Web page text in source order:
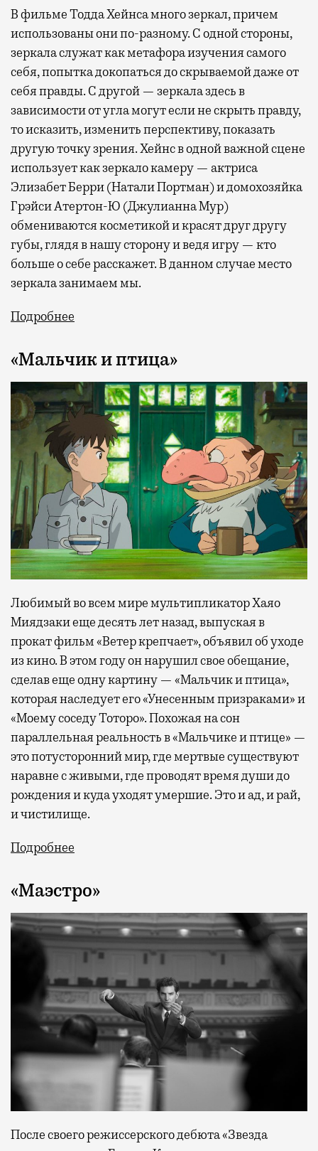
В фильме Тодда Хейнса много зеркал, причем
использованы они по-разному. С одной стороны,
зеркала служат как метафора изучения самого
себя, попытка докопаться до скрываемой даже от
себя правды. С другой — зеркала здесь в
зависимости от угла могут если не скрыть правду,
то исказить, изменить перспективу, показать
другую точку зрения. Хейнс в одной важной сцене
использует как зеркало камеру — актриса
Элизабет Берри (Натали Портман) и домохозяйка
Грэйси Атертон-Ю (Джулианна Мур)
обмениваются косметикой и красят друг другу
губы, глядя в нашу сторону и ведя игру — кто
больше о себе расскажет. В данном случае место
зеркала занимаем мы.
Подробнее
«Мальчик и птица»
Любимый во всем мире мультипликатор Хаяо
Миядзаки еще десять лет назад, выпуская в
прокат фильм «Ветер крепчает», объявил об уходе
из кино. В этом году он нарушил свое обещание,
сделав еще одну картину — «Мальчик и птица»,
которая наследует его «Унесенным призраками» и
«Моему соседу Тоторо». Похожая на сон
параллельная реальность в «Мальчике и птице» —
это потусторонний мир, где мертвые существуют
наравне с живыми, где проводят время души до
рождения и куда уходят умершие. Это и ад, и рай,
и чистилище.
Подробнее
«Маэстро»
После своего режиссерского дебюта «Звезда